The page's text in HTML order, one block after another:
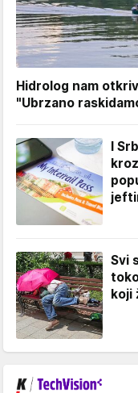
Hidrolog nam
"Ubrzano
I
Svi
koji